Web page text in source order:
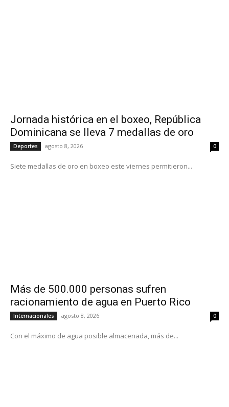
Jornada histórica en el boxeo, República
Dominicana se lleva 7 medallas de oro
Deportes agosto 8, 2026 0
Siete medallas de oro en boxeo este viernes permitieron...
Más de 500.000 personas sufren
racionamiento de agua en Puerto Rico
Internacionales agosto 8, 2026 0
Con el máximo de agua posible almacenada, más de...